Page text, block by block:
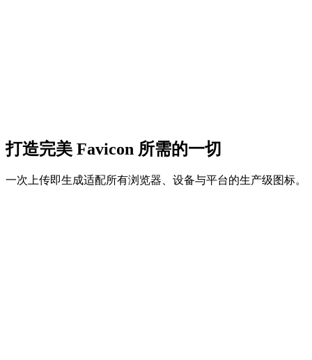
打造完美 Favicon 所需的一切
一次上传即生成适配所有浏览器、设备与平台的生产级图标。